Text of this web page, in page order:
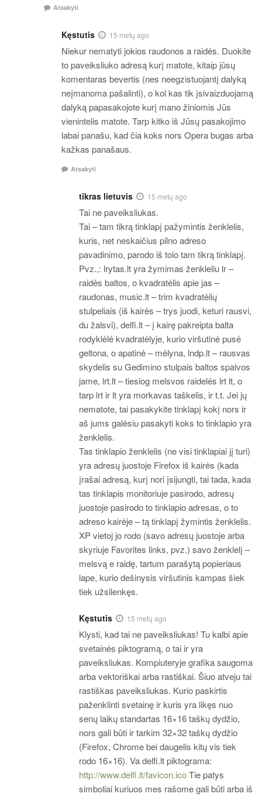
Atsakyti
Kęstutis 15 metų ago
Niekur nematyti jokios raudonos a raidės. Duokite
to paveiksliuko adresą kurį matote, kitaip jūsų
komentaras bevertis (nes neegzistuojantį dalyką
neįmanoma pašalinti), o kol kas tik įsivaizduojamą
dalyką papasakojote kurį mano žiniomis Jūs
vienintelis matote. Tarp kitko iš Jūsų pasakojimo
labai panašu, kad čia koks nors Opera bugas arba
kažkas panašaus.
Atsakyti
tikras lietuvis 15 metų ago
Tai ne paveiksliukas.
Tai – tam tikrą tinklapį pažymintis ženklelis,
kuris, net neskaičius pilno adreso
pavadinimo, parodo iš tolo tam tikrą tinklapį.
Pvz.,: lrytas.lt yra žymimas ženkleliu lr –
raidės baltos, o kvadratėlis apie jas –
raudonas, music.lt – trim kvadratėlių
stulpeliais (iš kairės – trys juodi, keturi rausvi,
du žalsvi), delfi.lt – į kairę pakreipta balta
rodyklėlė kvadratėlyje, kurio viršutinė pusė
geltona, o apatinė – mėlyna, lndp.lt – rausvas
skydelis su Gedimino stulpais baltos spalvos
jame, lrt.lt – tiesiog melsvos raidelės lrt lt, o
tarp lrt ir lt yra morkavas taškelis, ir t.t. Jei jų
nematote, tai pasakykite tinklapį kokį nors ir
aš jums galėsiu pasakyti koks to tinklapio yra
ženklelis.
Tas tinklapio ženklelis (ne visi tinklapiai jį turi)
yra adresų juostoje Firefox iš kairės (kada
įrašai adresą, kurį nori įsijungti, tai tada, kada
tas tinklapis monitoriuje pasirodo, adresų
juostoje pasirodo to tinklapio adresas, o to
adreso kairėje – tą tinklapį žymintis ženklelis.
XP vietoj jo rodo (savo adresų juostoje arba
skyriuje Favorites links, pvz.) savo ženklelį –
melsvą e raidę, tartum parašytą popieriaus
lape, kurio dešinysis viršutinis kampas šiek
tiek užsilenkęs.
Kęstutis 15 metų ago
Klysti, kad tai ne paveiksliukas! Tu kalbi apie
svetainės piktogramą, o tai ir yra
paveiksliukas. Kompiuteryje grafika saugoma
arba vektoriškai arba rastiškai. Šiuo atveju tai
rastiškas paveiksliukas. Kurio paskirtis
paženklinti svetainę ir kuris yra likęs nuo
senų laikų standartas 16×16 taškų dydžio,
nors gali būti ir tarkim 32×32 taškų dydžio
(Firefox, Chrome bei daugelis kitų vis tiek
rodo 16×16). Va delfi.lt piktograma:
http://www.delfi.lt/favicon.icoTie patys
simboliai kuriuos mes rašome gali būti arba iš